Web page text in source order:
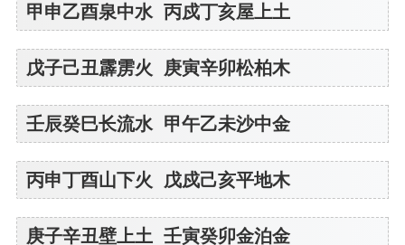
甲申乙酉泉中水 丙戍丁亥屋上土
戊子己丑霹雳火 庚寅辛卯松柏木
壬辰癸巳长流水 甲午乙未沙中金
丙申丁酉山下火 戊戍己亥平地木
庚子辛丑壁上土 壬寅癸卯金泊金